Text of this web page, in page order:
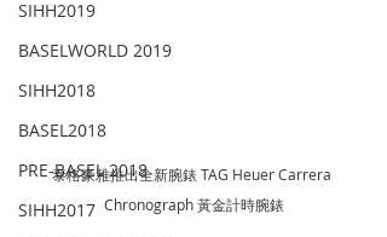
SIHH2019
BASELWORLD 2019
SIHH2018
BASEL2018
PRE-BASEL 2018
SIHH2017
泰格豪雅推出全新腕錶 TAG Heuer Carrera
Chronograph 黃金計時腕錶